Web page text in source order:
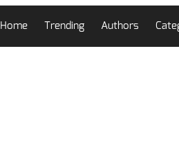
Home Trending Authors